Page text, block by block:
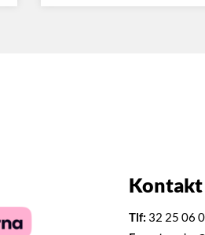
Kontakt
Tlf: 32 25 06